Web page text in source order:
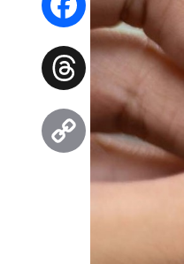
Facebook
Threads
Copy